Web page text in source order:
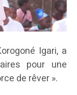
Igari, a
pour une
de rêver ».